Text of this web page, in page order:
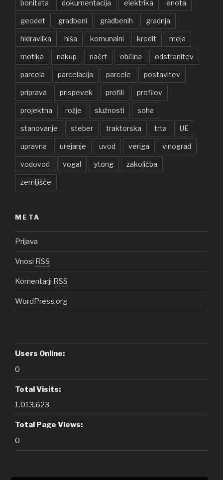
boniteta dokumentacija elektrika enota
geodet gradbeni gradbenih gradnja
hidravlika hiša komunalni kredit meja
motika nakup načrt občina odstranitev
parcela parcelacija parcele postavitev
priprava prispevek profili profilov
projektna rožje služnosti soha
stanovanje steber traktorska trta UE
upravna urejanje uvod veriga vinograd
vodovod vogal ytong zakoličba
zemljišče
META
Prijava
Vnosi RSS
Komentarji RSS
WordPress.org
Users Online:
0
Total Visits:
1.013.623
Total Page Views:
0